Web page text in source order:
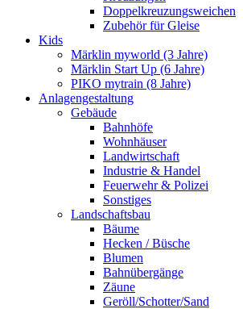
Doppelkreuzungsweichen
Zubehör für Gleise
Kids
Märklin myworld (3 Jahre)
Märklin Start Up (6 Jahre)
PIKO mytrain (8 Jahre)
Anlagengestaltung
Gebäude
Bahnhöfe
Wohnhäuser
Landwirtschaft
Industrie & Handel
Feuerwehr & Polizei
Sonstiges
Landschaftsbau
Bäume
Hecken / Büsche
Blumen
Bahnübergänge
Zäune
Geröll/Schotter/Sand